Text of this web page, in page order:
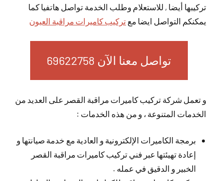
تركيبها أيضا , للاستعلام وطلب الخدمة تواصل هاتفيا كما
يمكنكم التواصل ايضا مع تركيب كاميرات مراقبة العيون
تواصل معنا الآن 69622758
و تعمل شركة تركيب كاميرات مراقبة القصر على العديد من
الخدمات المتنوعة ، و من هذه الخدمات :
برمجة الكاميرات الإلكترونية و العادية مع خدمة صيانتها و
إعادة تهيئتها عبر فني تركيب كاميرات مراقبة القصر
الخبير و الدقيق في عمله .